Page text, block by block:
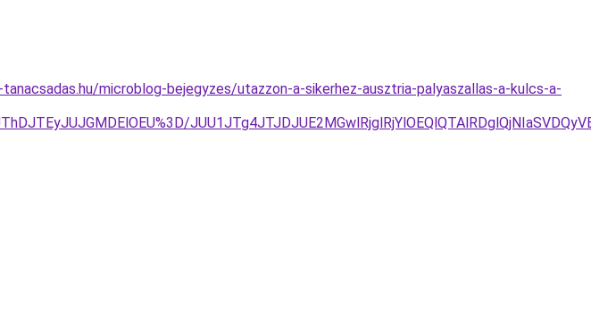
microblog-bejegyzes/utazzon-a-sikerhez-ausztria-palyaszallas-a-kulcs-a-